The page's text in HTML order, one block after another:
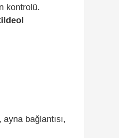
kontrolü.
bağlantısı,